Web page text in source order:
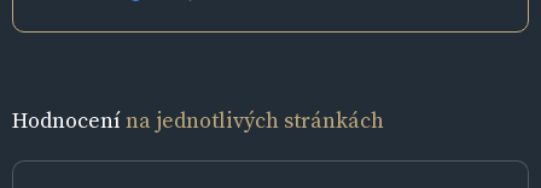
Hodnocenína jednotlivých stránkách